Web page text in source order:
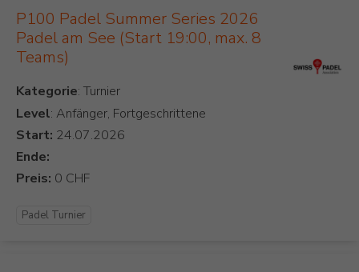
P100 Padel Summer Series 2026
Padel am See (Start 19:00, max. 8
Teams)
Kategorie
Level: Anfänger, Fortgeschrittene
Start:
Ende:
Preis:
Padel Turnier